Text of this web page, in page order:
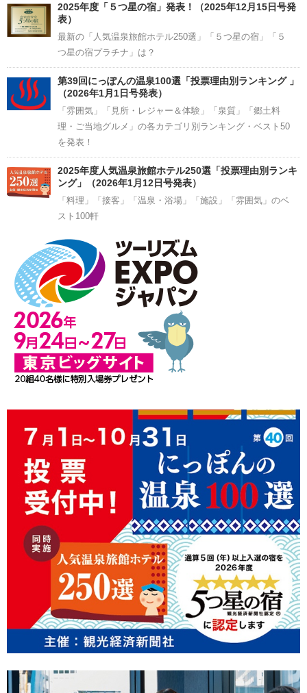
2025年度「５つ星の宿」発表！（2025年12月15日号発
表）
最新の「人気温泉旅館ホテル250選」「５つ星の宿」「５
つ星の宿プラチナ」は？
第39回にっぽんの温泉100選「投票理由別ランキング 」
（2026年1月1日号発表）
「雰囲気」「見所・レジャー＆体験」「泉質」「郷土料
理・ご当地グルメ」の各カテゴリ別ランキング・ベスト50
を発表！
2025年度人気温泉旅館ホテル250選「投票理由別ランキ
ング」（2026年1月12日号発表）
「料理」「接客」「温泉・浴場」「施設」「雰囲気」のベ
スト100軒